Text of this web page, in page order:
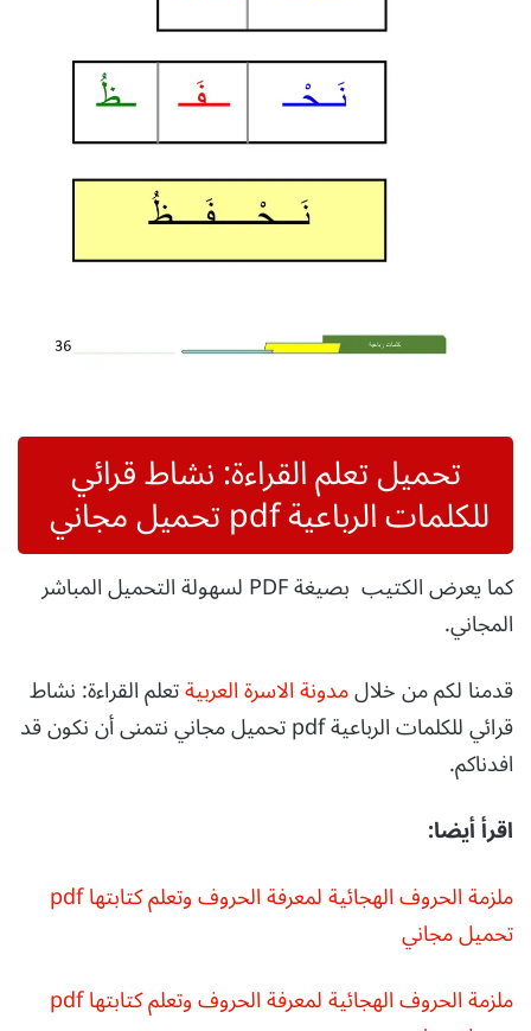
تحميل تعلم القراءة: نشاط قرائي
للكلمات الرباعية pdf تحميل مجاني
كما يعرض الكتيب بصيغة PDF لسهولة التحميل المباشر
المجاني.
قدمنا لكم من خلالمدونة الاسرة العربيةتعلم القراءة: نشاط
قرائي للكلمات الرباعية pdf تحميل مجاني نتمنى أن نكون قد
افدناكم.
اقرأ أيضا:
ملزمة الحروف الهجائية لمعرفة الحروف وتعلم كتابتها pdf
تحميل مجاني
ملزمة الحروف الهجائية لمعرفة الحروف وتعلم كتابتها pdf